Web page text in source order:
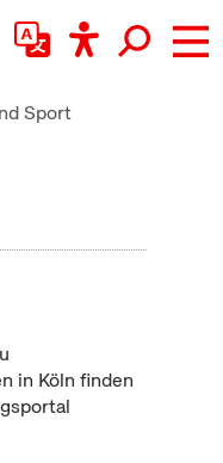
Sport
in Köln finden